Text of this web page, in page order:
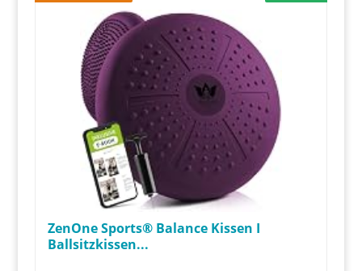
ZenOne Sports® Balance Kissen I
Ballsitzkissen...